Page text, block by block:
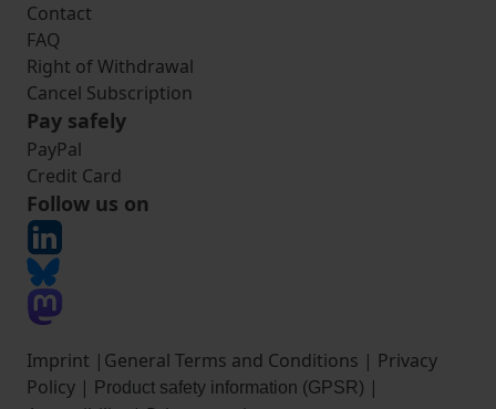
Contact
FAQ
Right of Withdrawal
Cancel Subscription
Pay safely
PayPal
Credit Card
Follow us on
Imprint | General Terms and Conditions | Privacy
Policy | Product safety information (GPSR) |